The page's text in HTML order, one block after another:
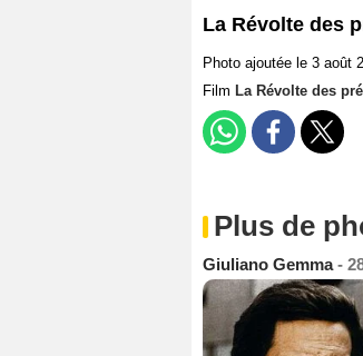
La Révolte des
Photo ajoutée le 3 août
Film La Révolte des
Plus de
Giuliano Gemma-